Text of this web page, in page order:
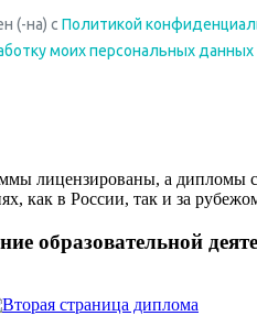
лицензированы, а дипломы
как в России, так и за
образовательной